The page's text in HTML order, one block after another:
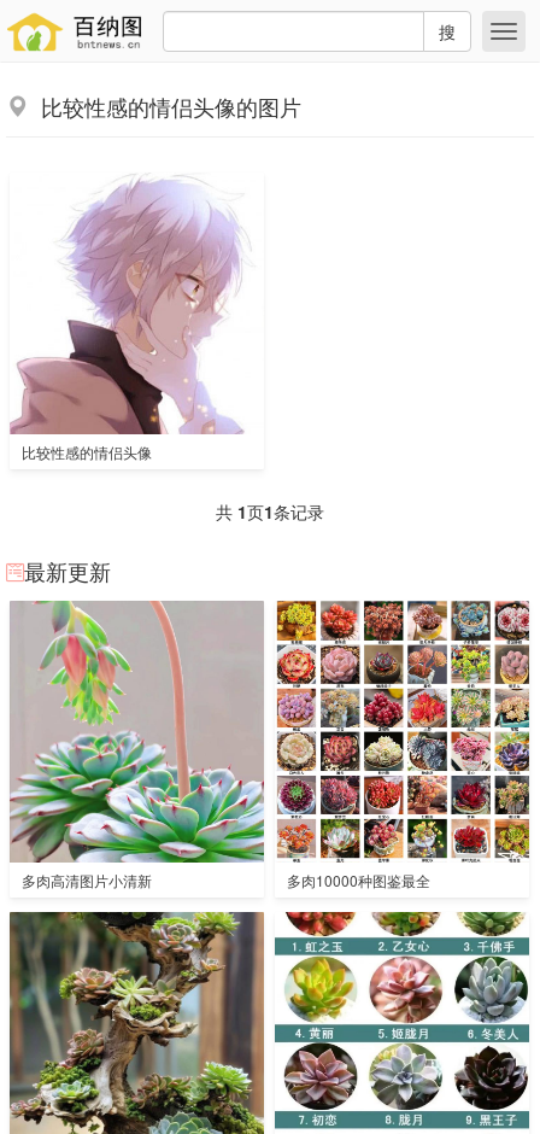
搜
比较性感的情侣头像的图片
比较性感的情侣头像
共 1页1条记录
最新更新
多肉高清图片小清新 多肉10000种图鉴最全